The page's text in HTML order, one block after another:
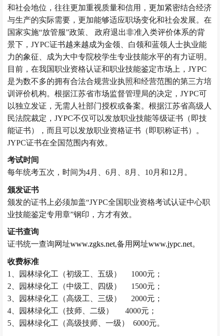
和社会地位，往往更加重视质量和信用，更加紧密结合经济
与生产的实际需要，更加能够适应职场变化和社会发展。在
国家实施“放管服”政策、 政府退出非准入类评价体系的背
景下，JYPC证书越来越成为金领、白领和蓝领 人士执业能
力的象征、成为大中专院校学生专业技能水平的有力证明。
目前，在我国职业资格认证和职业技能鉴定市场上，JYPC
是为数不多的拥有合法合规营业执照和经营范围的第三方培
训评价机构。根据江苏省市场监督管理局的决定，JYPC可
以独立发证，无需人社部门授权或备案。根据江苏省高级人
民法院裁定，JYPC不仅可以发放职业技能等级证书（即技
能证书），而且可以发放职业资格证书（即职称证书）。
JYPC证书在全国范围内有效。
考试时间
每年统考五次，时间为4月、6月、8月、10月和12月。
颁发证书
颁发的证书上必须加盖“JYPC全国职业资格考试认证中心职
业技能鉴定专用章”钢印，方才有效。
证书查询
证书统一查询网址www.zgks.net,备用网址www.jypc.net。
收费标准
1、 园林绿化工 （初级工、五级）
1000元；
2、 园林绿化工 （中级工、四级）
1500元；
3、 园林绿化工 （高级工、三级）
2000元；
4、 园林绿化工 （技师、二级）
4000元；
5、 园林绿化工 （高级技师、一级） 6000元。